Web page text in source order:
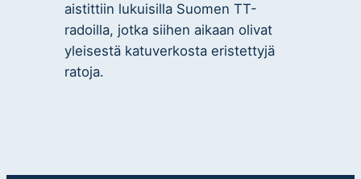
aistittiin lukuisilla Suomen TT-
radoilla, jotka siihen aikaan olivat
yleisestä katuverkosta eristettyjä
ratoja.